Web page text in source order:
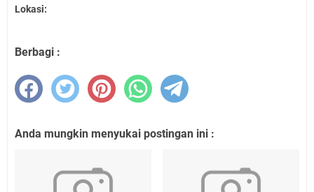
Lokasi:
Berbagi :
Anda mungkin menyukai postingan ini :